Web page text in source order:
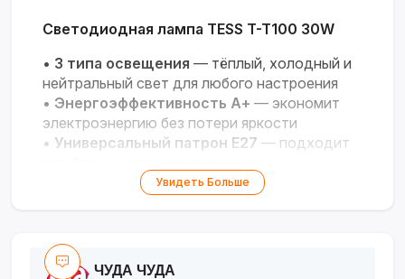
Светодиодная лампа TESS T-T100 30W
• 3 типа освещения — тёплый, холодный и
нейтральный свет для любого настроения
• Энергоэффективность А+ — экономит
электроэнергию без потери яркости
• Универсальный патрон Е27 — подходит
Высокая цветопередача (≥80 Ra)
— стабильная работа при перепадах
напряжения
Увидеть Больше
ЧУДА ЧУДА